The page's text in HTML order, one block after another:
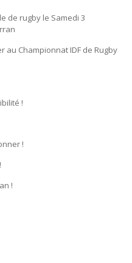
de rugby le Samedi 3
au Championnat IDF de Rugby
!
!
!